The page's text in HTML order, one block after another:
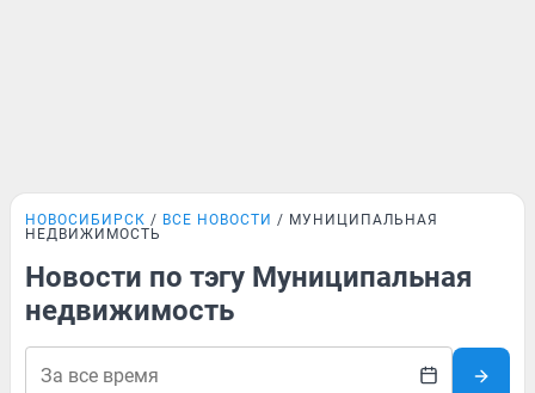
НОВОСИБИРСК ВСЕ НОВОСТИ
МУНИЦИПАЛЬНАЯ
НЕДВИЖИМОСТЬ
Новости по тэгу Муниципальная
недвижимость